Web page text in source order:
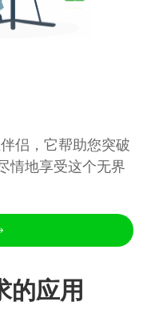
侣，它帮助您突破
情地享受这个无界
的应用